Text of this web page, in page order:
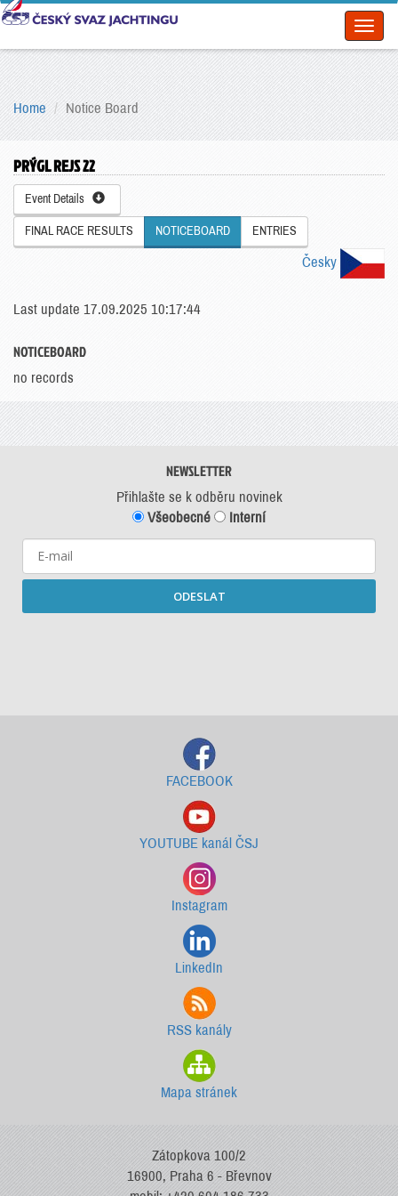
Home Notice Board
PRÝGL REJS 22
Event Details
FINAL RACE RESULTS NOTICEBOARD ENTRIES
Česky
Last update 17.09.2025 10:17:44
NOTICEBOARD
no records
NEWSLETTER
Přihlašte se k odběru novinek
Všeobecné
Interní
ODESLAT
FACEBOOK
YOUTUBE kanál ČSJ
Instagram
LinkedIn
RSS kanály
Mapa stránek
Zátopkova 100/2
16900, Praha 6 - Břevnov